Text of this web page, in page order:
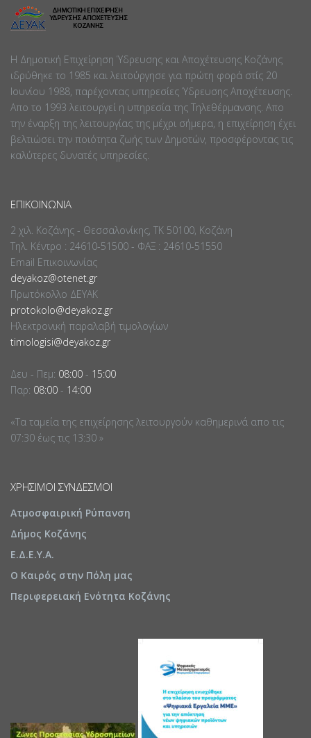
Η Δημοτική Επιχείρηση Ύδρευσης και Αποχέτευσης Κοζάνης
ιδρύθηκε το 1985 και λειτούργησε για πρώτη φορά στίς 20
Ιουνίου 1988, παρέχοντας υπηρεσίες Ύδρευσης Αποχέτευσης.
Απο το 1993 λειτουργεί η υπηρεσία της Τηλεθέρμανσης. Απο
την έναρξη της λειτουργίας της μέχρι σήμερα, η επιχείρηση έχει
βελτιώσει την ποιότητα ζωής των Δημοτών, προσφέροντας τις
καλύτερες δυνατές υπηρεσίες.
ΕΠΙΚΟΙΝΩΝΊΑ
2 χιλ. Κοζάνης - Θεσσαλονίκης, ΤΚ 50100, Κοζάνη
Τηλ. Κέντρο : 24610-51500 - ΦΑΞ : 24610-51550
Email Επικοινωνίας
deyakoz@otenet.gr
Πρωτόκολλο ΔΕΥΑΚ
protokolo@deyakoz.gr
Ηλεκτρονική παραλαβή τιμολογίων
timologisi@deyakoz.gr
Δευ - Πεμ: 08:00 - 15:00
Παρ: 08:00 - 14:00
«Τα ταμεία της επιχείρησης λειτουργούν καθημερινά απο τις
07:30 έως τις 13:30 »
ΧΡΉΣΙΜΟΙ ΣΎΝΔΕΣΜΟΙ
Ατμοσφαιρική Ρύπανση
Δήμος Κοζάνης
Ε.Δ.Ε.Υ.Α.
Ο Καιρός στην Πόλη μας
Περιφερειακή Ενότητα Κοζάνης